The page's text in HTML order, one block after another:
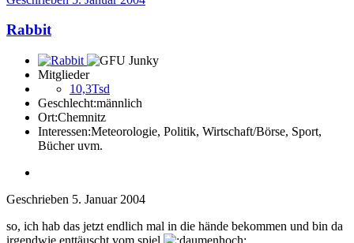
Rabbit
Mitglieder
10,3Tsd
Geschlecht:männlich
Ort:Chemnitz
Interessen:Meteorologie, Politik, Wirtschaft/Börse, Sport,
Bücher uvm.
Geschrieben 5. Januar 2004
so, ich hab das jetzt endlich mal in die hände bekommen und bin da
irgendwie enttäuscht vom spiel